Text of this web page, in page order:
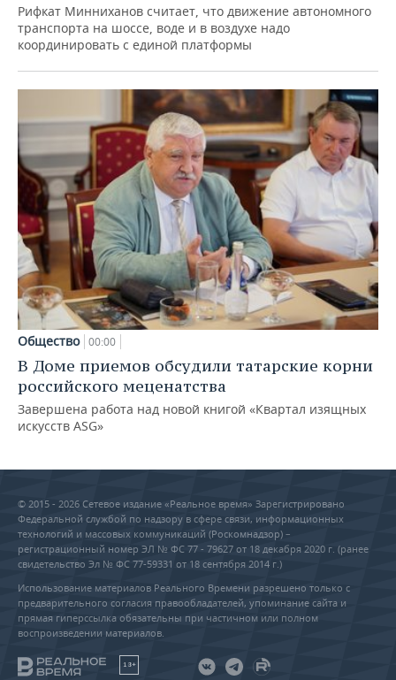
Рифкат Минниханов считает, что движение автономного
транспорта на шоссе, воде и в воздухе надо
координировать с единой платформы
Общество 00:00
В Доме приемов обсудили татарские корни
российского меценатства
Завершена работа над новой книгой «Квартал изящных
искусств ASG»
© 2015 - 2026 Сетевое издание «Реальное время» Зарегистрировано
Федеральной службой по надзору в сфере связи, информационных
технологий и массовых коммуникаций (Роскомнадзор) –
регистрационный номер ЭЛ № ФС 77 - 79627 от 18 декабря 2020 г. (ранее
свидетельство Эл № ФС 77-59331 от 18 сентября 2014 г.)
Использование материалов Реального Времени разрешено только с
предварительного согласия правообладателей, упоминание сайта и
прямая гиперссылка обязательны при частичном или полном
воспроизведении материалов.
18+